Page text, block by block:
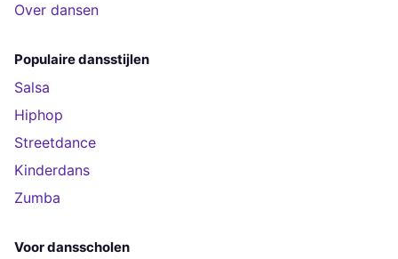
Over dansen
Populaire dansstijlen
Salsa
Hiphop
Streetdance
Kinderdans
Zumba
Voor dansscholen